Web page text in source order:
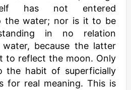
has not entered
the water; nor is it to be
in no relation
because the latter
to reflect the moon. Only
the habit of superficially
for real meaning. This is